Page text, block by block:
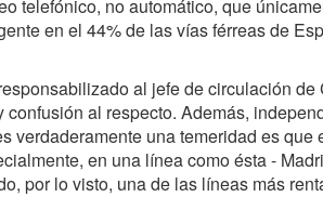
telefónico, no automático, que
en el 44% de las vías férreas de
al jefe de circulación de
al respecto. Además,
verdaderamente una temeridad es que
en una línea como ésta -
por lo visto, una de las líneas más